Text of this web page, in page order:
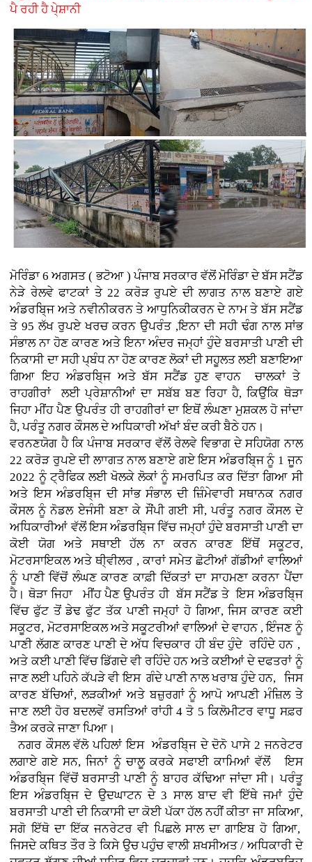
ਪੈ ਰਹੀ ਹੈ ਪੇ੍ਸ਼ਾਨੀ
ਮੋਰਿੰਡਾ 6 ਅਗਸਤ ( ਭਟੋਆ )ਪੰਜਾਬ ਸਰਕਾਰ ਵੱਲੋਂ ਮੋਰਿੰਡਾ ਦੇ ਬੱਸ ਸਟੈਂਡ
ਨੇੜੇ ਰੇਲਵੇ ਫਾਟਕਾਂ ਤੇ 22 ਕਰੋੜ ਰੁਪਏ ਦੀ ਲਾਗਤ ਨਾਲ ਬਣਾਏ ਗਏ
ਅੰਡਰਬਿ੍ਜ ਅਤੇ ਨਵੀਨੀਕਰਨ ਤੇ ਆਧੁਨਿਕੀਕਰਨ ਦੇ ਨਾਮ ਤੇ ਬੱਸ ਸਟੈਂਡ
ਤੇ 95 ਲੱਖ ਰੁਪਏ ਖਰਚ ਕਰਨ ਉਪਰੰਤ ,ਇਨਾ ਦੀ ਸਹੀ ਢੰਗ ਨਾਲ ਸਾਂਭ
ਸੰਭਾਲ ਨਾ ਹੋਣ ਕਾਰਣ ਅਤੇ ਇਨਾ ਅੰਦਰ ਜਮ੍ਹਾਂ ਹੁੰਦੇ ਬਰਸਾਤੀ ਪਾਣੀ ਦੀ
ਨਿਕਾਸੀ ਦਾ ਸਹੀ ਪ੍ਬੰਧ ਨਾ ਹੋਣ ਕਾਰਣ ਲੋਕਾਂ ਦੀ ਸਹੂਲਤ ਲਈ ਬਣਾਇਆ
ਗਿਆ ਇਹ ਅੰਡਰਬਿ੍ਜ ਅਤੇ ਬੱਸ ਸਟੈਂਡ ਹੁਣ ਵਾਹਨ ਚਾਲਕਾਂ ਤੇ
ਰਾਹਗੀਰਾਂ ਲਈ ਪ੍ਰੇਸ਼ਾਨੀਆਂ ਦਾ ਸਬੱਬ ਬਣ ਰਿਹਾ ਹੈ, ਕਿਉਂਕਿ ਥੋੜਾ
ਜਿਹਾ ਮੀਂਹ ਪੈਣ ਉਪਰੰਤ ਹੀ ਰਾਹਗੀਰਾਂ ਦਾ ਇਥੋਂ ਲੰਘਣਾ ਮੁਸ਼ਕਲ ਹੋ ਜਾਂਦਾ
ਹੈ, ਪਰੰਤੂ ਨਗਰ ਕੌਸਲ ਦੇ ਅਧਿਕਾਰੀ ਅੱਖਾਂ ਬੰਦ ਕਰੀ ਬੈਠੇ ਹਨ।
ਵਰਨਣਯੋਗ ਹੈ ਕਿ ਪੰਜਾਬ ਸਰਕਾਰ ਵੱਲੋਂ ਰੇਲਵੇ ਵਿਭਾਗ ਦੇ ਸਹਿਯੋਗ ਨਾਲ
22 ਕਰੋੜ ਰੁਪਏ ਦੀ ਲਾਾਗਤ ਨਾਲ ਬਣਾਏ ਗਏ ਇਸ ਅੰਡਰਬਿ੍ਜ ਨੂੰ 1 ਜੂਨ
2022 ਨੂੰ ਟ੍ਰੈਫਿਕ ਲਈ ਖੋਲਕੇ ਲੋਕਾਂ ਨੂੰ ਸਮਰਪਿਤ ਕਰ ਦਿੱਤਾ ਗਿਆ ਸੀ
ਅਤੇ ਇਸ ਅੰਡਰਬਿ੍ਜ ਦੀ ਸਾਂਭ ਸੰਭਾਲ ਦੀ ਜ਼ਿੰਮੇਵਾਰੀ ਸਥਾਨਕ ਨਗਰ
ਕੌਸਲ ਨੂੰ ਨੋਡਲ ਏਜੰਸੀ ਬਣਾ ਕੇ ਸੌਂਪੀ ਗਈ ਸੀ, ਪਰੰਤੂ ਨਗਰ ਕੌਸਲ ਦੇ
ਅਧਿਕਾਰੀਆਂ ਵੱਲੋਂ ਇਸ ਅੰਡਰਬਿ੍ਜ ਵਿੱਚ ਜਮ੍ਹਾਂ ਹੁੰਦੇ ਬਰਸਾਤੀ ਪਾਣੀ ਦਾ
ਕੋਈ ਯੋਗ ਅਤੇ ਸਥਾਈ ਹੱਲ ਨਾ ਕਰਨ ਕਾਰਣ ਇੱਥੋਂ ਸਕੂਟਰ,
ਮੋਟਰਸਾਇਕਲ ਅਤੇ ਥੀ੍ਵੀਲਰ , ਕਾਰਾਂਸਮੇਤ ਛੋਟੀਆਂ ਗੱਡੀਆਂ ਵਾਲਿਆਂ
ਨੂੰ ਪਾਣੀ ਵਿੱਚੋਂ ਲੰਘਣ ਕਾਰਣ ਕਾਫ਼ੀ ਦਿੱਕਤਾਂ ਦਾ ਸਾਹਮਣਾ ਕਰਨਾ ਪੈਂਦਾ
ਹੈ। ਥੋੜਾ ਜਿਹਾ ਮੀਂਹ ਪੈਣ ਉਪਰੰਤ ਹੀ ਬੱਸ ਸਟੈਂਡ ਤੇ ਇਸ ਅੰਡਰਬਿ੍ਜ
ਵਿੱਚ ਫੁੱਟ ਤੋਂ ਡੇਢ ਫੁੱਟ ਤੱਕ ਪਾਣੀ ਜਮ੍ਹਾਂ ਹੋ ਗਿਆ, ਜਿਸ ਕਾਰਣ ਕਈ
ਸਕੂਟਰ, ਮੋਟਰਸਾਇਕਲ ਅਤੇ ਸਕੂਟਰੀਆਂ ਵਾਲਿਆਂ ਦੇ ਵਾਹਨ , ਇੰਜਣ ਨੂੰ
ਪਾਣੀ ਲੱਗਣ ਕਾਰਣ ਪਾਣੀ ਦੇ ਅੱਧ ਵਿਚਕਾਰ ਹੀ ਬੰਦ ਹੁੰਦੇ ਰਹਿੰਦੇ ਹਨ ,
ਅਤੇ ਕਈ ਪਾਣੀ ਵਿੱਚ ਡਿੱਗਦੇ ਵੀ ਰਹਿੰਦੇ ਹਨ ਅਤੇ ਕਈਆਂ ਦੇ ਦਫਤਰਾਂ ਨੂੰ
ਜਾਣ ਲਈ ਪਹਿਨੇ ਕੱਪੜੇ ਵੀ ਇਸ ਗੰਦੇ ਪਾਣੀ ਨਾਲ ਖਰਾਬ ਹੁੰਦੇ ਹਨ, ਜਿਸ
ਕਾਰਣ ਬੱਚਿਆਂ, ਲੜਕੀਆਂ ਅਤੇ ਬਜ਼ੁਰਗਾਂ ਨੂੰ ਆਪੋ ਆਪਣੀ ਮੰਜ਼ਿਲ ਤੇ
ਜਾਣ ਲਈ ਹੋਰ ਬਦਲਵੇਂ ਰਸਤਿਆਂ ਰਾਂਹੀ 4 ਤੋ 5 ਕਿਲੋਮੀਟਰ ਵਾਧੂ ਸਫ਼ਰ
ਤੈਅ ਕਰਕੇ ਜਾਣਾ ਪਿਆ।
ਨਗਰ ਕੌਸਲ ਵੱਲੋ ਪਹਿਲਾਂ ਇਸ ਅੰਡਰਬਿ੍ਜ ਦੇ ਦੋਨੋ ਪਾਸੇ 2 ਜਨਰੇਟਰ
ਲਗਾਏ ਗਏ ਸਨ, ਜਿਨਾਂ ਨੂੰ ਚਾਲੂ ਕਰਕੇ ਸਫਾਈ ਕਾਮਿਆਂ ਵੱਲੋਂ ਇਸ
ਅੰਡਰਬਿ੍ਜ ਵਿੱਚੋਂ ਬਰਸਾਤੀ ਪਾਣੀ ਨੂੰ ਬਾਹਰ ਕੱਢਿਆ ਜਾਂਦਾ ਸੀ। ਪਰੰਤੂ
ਇਸ ਅੰਡਰਬਿ੍ਜ ਦੇ ਉਦਘਾਟਨ ਦੇ 3 ਸਾਲ ਬਾਦ ਵੀ ਇੱਥੇ ਜਮਾਂ ਹੁੰਦੇ
ਬਰਸਾਤੀ ਪਾਣੀ ਦੀ ਨਿਕਾਸੀ ਦਾ ਕੋਈ ਪੱਕਾ ਹੱਲ ਨਹੀਂ ਕੀਤਾ ਜਾ ਸਕਿਆ,
ਸਗੋ ਇੱਥੋ ਦਾ ਇੱਕ ਜਨਰੇਟਰ ਵੀ ਪਿਛਲੇ ਸਾਲ ਦਾ ਗਾਇਬ ਹੋ ਗਿਆ,
ਜਿਸਦੇ ਕਥਿਤ ਤੌਰ ਤੇ ਕਿਸੇ ਉਚ ਪਹੁੰਚ ਵਾਲੀ ਸ਼ਖਸੀਅਤ / ਅਧਿਕਾਰੀ ਦੇ